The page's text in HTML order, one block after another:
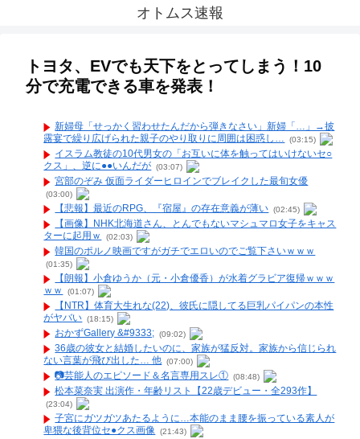
オトムス速報
トヨタ、EVでも天下をとってしまう！10
分で充電できる車を発表！
新婦母「せっかく習わせたんだから弾きなさい」新婦「…」→披
露宴で繰り広げられた親子のやり取りに周囲は困惑し…
(03:15)
イスラム教徒の10代男女の「お互いに体を触ってはいけないセ○
クス」、逆に●●いんだが (03:07)
宮部のぞみ 仮面ライダーヒロインでブレイクした最旬女優
(03:00)
【悲報】最近のRPG、『宿屋』の存在意義が薄い (02:45)
【画像】NHK北海道さん、とんでもないマシュマロ女子をキャス
ターに起用ｗ
(02:03)
韓国のポルノ映画ですがガチでエロいのでご覧下さいｗｗｗ
(01:35)
【朗報】小倉ゆうか（元・小倉優香）が水着グラビア復帰ｗｗｗ
ｗｗ
(01:07)
【NTR】体育大生れな(22)、彼氏に隠してる巨乳パイパンの本性
がヤバい (18:15)
おかずGallery &#9333; (09:02)
36歳の彼女と結婚したいのに、家族が猛反対。家族から信じられ
ない言葉が飛び出した… 他 (07:00)
📷️芸能人のエピソード＆名言専用スレ① (08:48)
松本菜奈実 出演作・年齢リスト【22歳デビュー・全293作】
(23:04)
子宮にガツガツあたるように…本能のまま腰を振っている素人が
卑猥な後背位セ●クス画像 (21:43)